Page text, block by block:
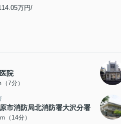
万円/
院
7分）
市消防局北消防署大沢分署
（14分）